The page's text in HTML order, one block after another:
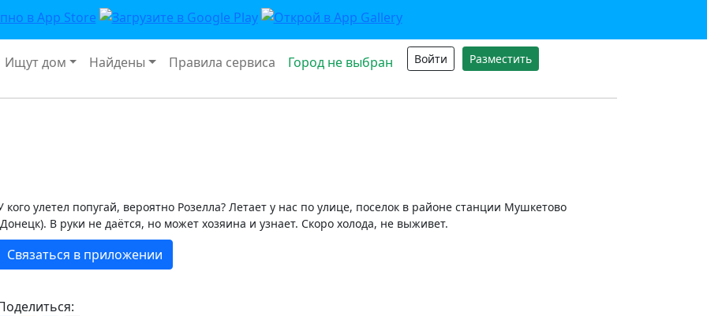
Ищут дом Найдены Правила сервиса Город не выбран Войти Разместить
кого улетел попугай, вероятно Розелла? Летает у нас по улице, поселок в районе станции Мушкетово
В руки не даётся, но может хозяина и узнает. Скоро холода, не выживет.
Связаться в приложении